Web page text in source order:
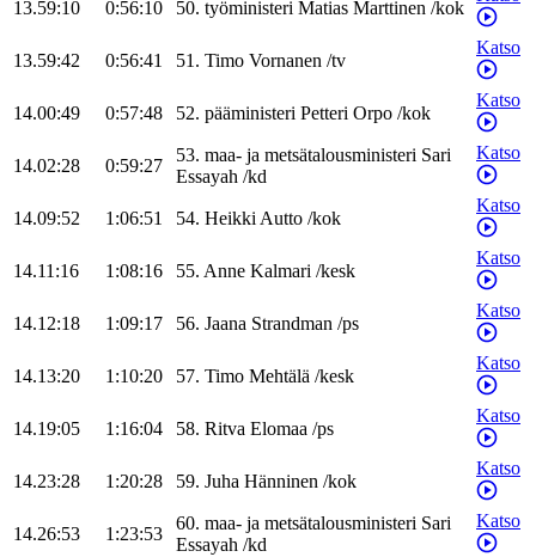
13.59:10 0:56:10 50. työministeri Matias Marttinen /kok
13.59:42 0:56:41 51. Timo Vornanen /tv
Katso
14.00:49 0:57:48 52. pääministeri Petteri Orpo /kok
Katso
14.02:28 0:59:27
53. maa- ja metsätalousministeri Sari
Essayah /kd
Katso
14.09:52 1:06:51 54. HeikkiAutto /kok
Katso
14.11:16 1:08:16 55. Anne Kalmari /kesk
Katso
14.12:18 1:09:17 56. Jaana Strandman /ps
Katso
14.13:20 1:10:20 57. Timo Mehtälä /kesk
Katso
14.19:05 1:16:04 58. Ritva Elomaa /ps
Katso
14.23:28 1:20:28 59. Juha Hänninen /kok
Katso
14.26:53 1:23:53
60. maa- ja metsätalousministeri Sari
Essayah /kd
Katso